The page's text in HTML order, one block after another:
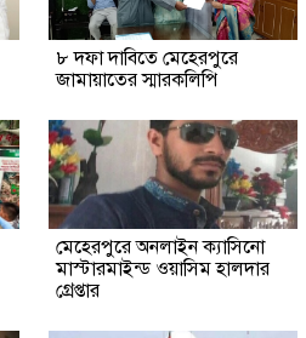
৮ দফা দাবিতে মেহেরপুরে
জামায়াতের স্মারকলিপি
মেহেরপুরে অনলাইন ক্যাসিনো
মাস্টারমাইন্ড ওয়াসিম হালদার
গ্রেপ্তার